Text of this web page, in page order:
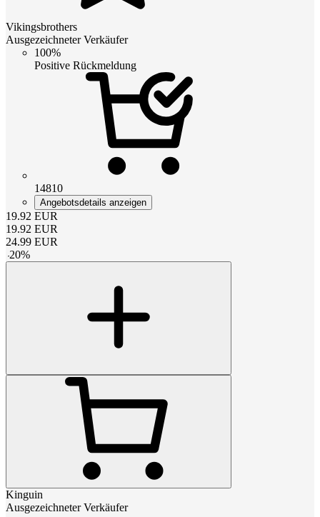
Vikingsbrothers
Ausgezeichneter Verkäufer
100%
Positive Rückmeldung
14810
Angebotsdetails anzeigen
19.92 EUR
19.92 EUR
24.99 EUR
-20%
Kinguin
Ausgezeichneter Verkäufer